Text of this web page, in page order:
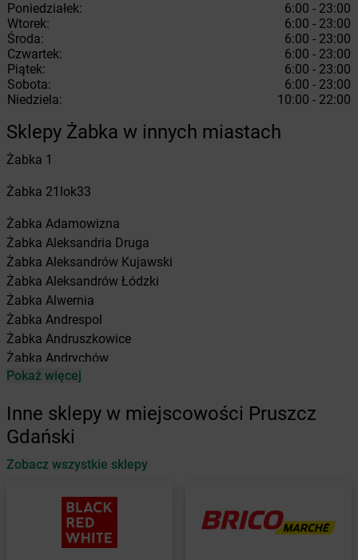
Poniedziałek:
6:00 - 23:00
Wtorek:
6:00 - 23:00
Środa:
6:00 - 23:00
Czwartek:
6:00 - 23:00
Piątek:
6:00 - 23:00
Sobota:
6:00 - 23:00
Niedziela:
10:00 - 22:00
Sklepy Żabka w innych miastach
Żabka 1
Żabka 21lok33
Żabka Adamowizna
Żabka Aleksandria Druga
Żabka Aleksandrów Kujawski
Żabka Aleksandrów Łódzki
Żabka Alwernia
Żabka Andrespol
Żabka Andruszkowice
Żabka Andrychów
Żabka Antonie
Żabka Automat
Żabka Babica
Żabka Babice Nowe
Baborów
Baboszewo
Bachowice
Pokaż więcej
Inne sklepy w miejscowości Pruszcz
Gdański
Zobacz wszystkie sklepy